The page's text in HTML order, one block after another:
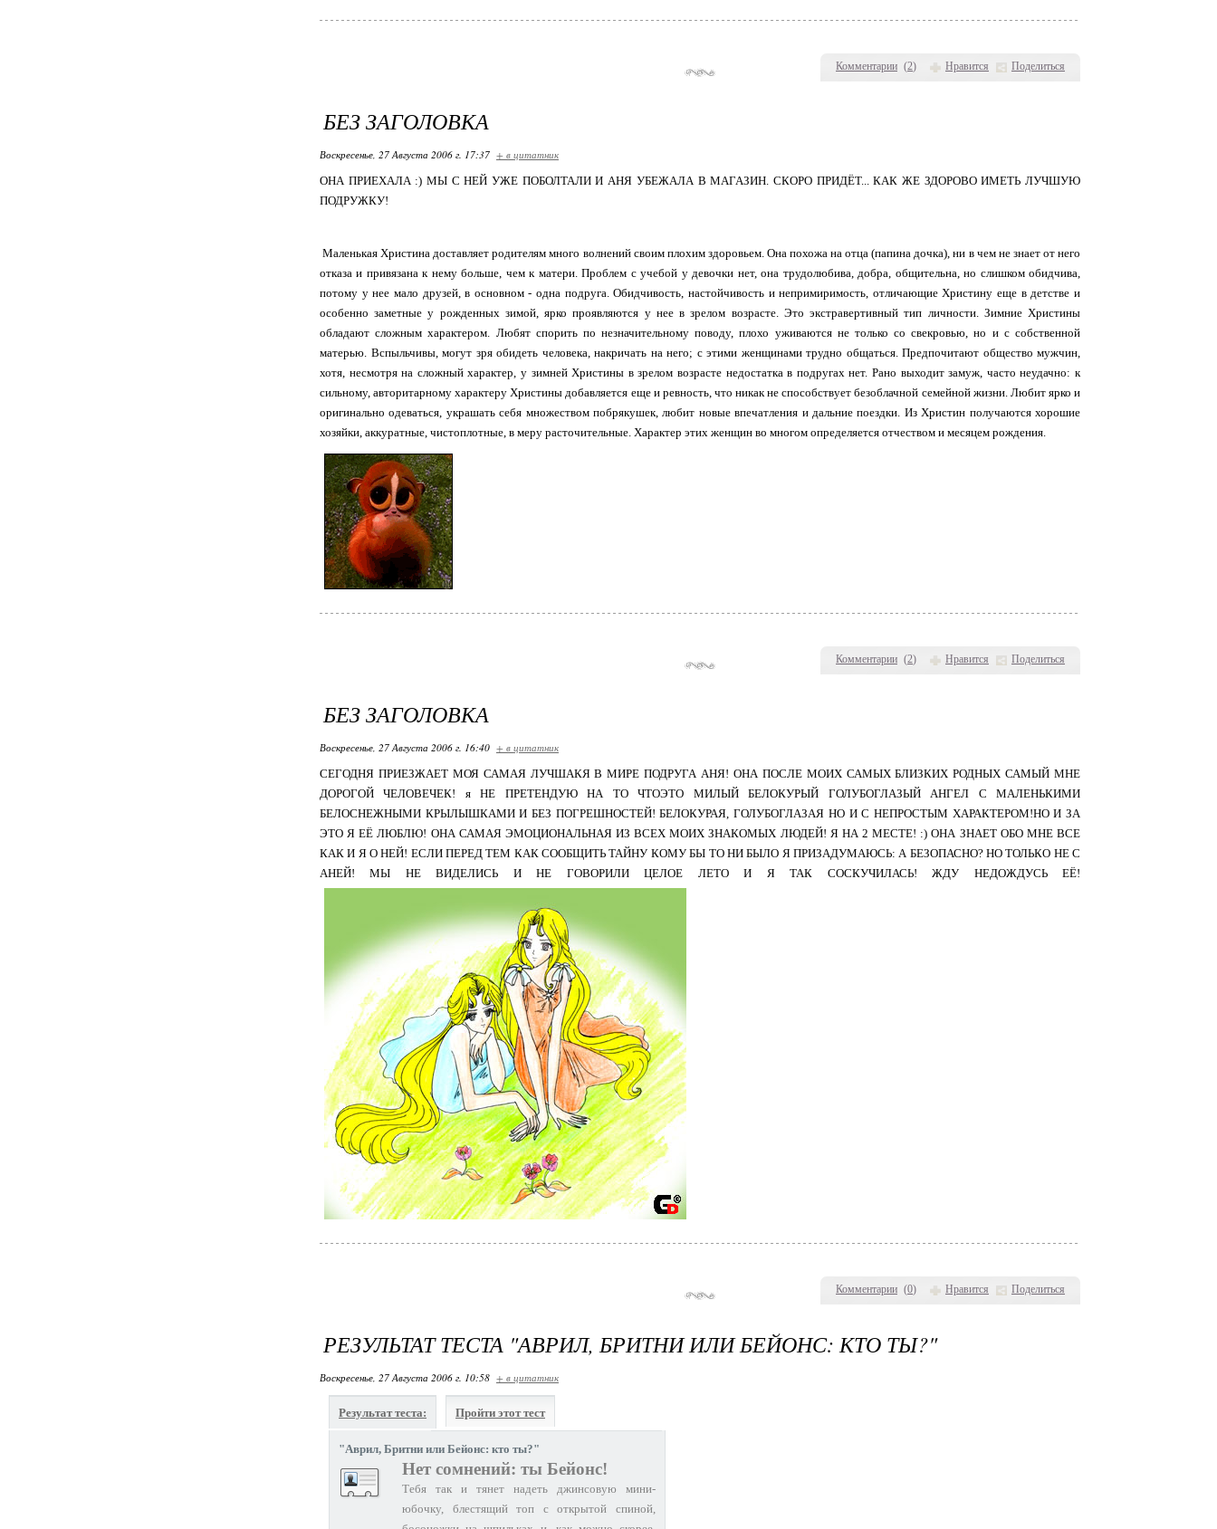
Комментарии (2) Нравится Поделиться
Комментарии (2) Нравится Поделиться
БЕЗ ЗАГОЛОВКА
Воскресенье, 27 Августа 2006 г. 17:37 + в цитатник
ОНА ПРИЕХАЛА :) МЫ С НЕЙ УЖЕ ПОБОЛТАЛИ И АНЯ УБЕЖАЛА В МАГАЗИН. СКОРО ПРИДЁТ... КАК ЖЕ ЗДОРОВО ИМЕТЬ ЛУЧШУЮ
ПОДРУЖКУ!
Маленькая Христина доставляет родителям много волнений своим плохим здоровьем. Она похожа на отца (папина дочка), ни в чем не знает от него
отказа и привязана к нему больше, чем к матери. Проблем с учебой у девочки нет, она трудолюбива, добра, общительна, но слишком обидчива,
потому у нее мало друзей, в основном - одна подруга. Обидчивость, настойчивость и непримиримость, отличающие Христину еще в детстве и
особенно заметные у рожденных зимой, ярко проявляются у нее в зрелом возрасте. Это экстравертивный тип личности. Зимние Христины
обладают сложным характером. Любят спорить по незначительному поводу, плохо уживаются не только со свекровью, но и с собственной
матерью. Вспыльчивы, могут зря обидеть человека, накричать на него; с этими женщинами трудно общаться. Предпочитают общество мужчин,
хотя, несмотря на сложный характер, у зимней Христины в зрелом возрасте недостатка в подругах нет. Рано выходит замуж, часто неудачно: к
сильному, авторитарному характеру Христины добавляется еще и ревность, что никак не способствует безоблачной семейной жизни. Любит ярко и
оригинально одеваться, украшать себя множеством побрякушек, любит новые впечатления и дальние поездки. Из Христин получаются хорошие
хозяйки, аккуратные, чистоплотные, в меру расточительные. Характер этих женщин во многом определяется отчеством и месяцем рождения.
Комментарии (0) Нравится Поделиться
БЕЗ ЗАГОЛОВКА
Воскресенье, 27 Августа 2006 г. 16:40 + в цитатник
СЕГОДНЯ ПРИЕЗЖАЕТ МОЯ САМАЯ ЛУЧШАКЯ В МИРЕ ПОДРУГА АНЯ! ОНА ПОСЛЕ МОИХ САМЫХ БЛИЗКИХ РОДНЫХ САМЫЙ МНЕ
ДОРОГОЙ ЧЕЛОВЕЧЕК! я НЕ ПРЕТЕНДУЮ НА ТО ЧТОЭТО МИЛЫЙ БЕЛОКУРЫЙ ГОЛУБОГЛАЗЫЙ АНГЕЛ С МАЛЕНЬКИМИ
БЕЛОСНЕЖНЫМИ КРЫЛЫШКАМИ И БЕЗ ПОГРЕШНОСТЕЙ! БЕЛОКУРАЯ, ГОЛУБОГЛАЗАЯ НО И С НЕПРОСТЫМ ХАРАКТЕРОМ!НО И ЗА
ЭТО Я ЕЁ ЛЮБЛЮ! ОНА САМАЯ ЭМОЦИОНАЛЬНАЯ ИЗ ВСЕХ МОИХ ЗНАКОМЫХ ЛЮДЕЙ! Я НА 2 МЕСТЕ! :) ОНА ЗНАЕТ ОБО МНЕ ВСЕ
КАК И Я О НЕЙ! ЕСЛИ ПЕРЕД ТЕМ КАК СООБЩИТЬ ТАЙНУ КОМУ БЫ ТО НИ БЫЛО Я ПРИЗАДУМАЮСЬ: А БЕЗОПАСНО? НО ТОЛЬКО НЕ С
АНЕЙ! МЫ НЕ ВИДЕЛИСЬ И НЕ ГОВОРИЛИ ЦЕЛОЕ ЛЕТО И Я ТАК СОСКУЧИЛАСЬ! ЖДУ НЕДОЖДУСЬ ЕЁ!
РЕЗУЛЬТАТ ТЕСТА "АВРИЛ, БРИТНИ ИЛИ БЕЙОНС: КТО ТЫ?"
Воскресенье, 27 Августа 2006 г. 10:58 + в цитатник
Результат теста: Пройти этот тест
"Аврил, Бритни или Бейонс: кто ты?"
Нет сомнений: ты Бейонс!
Тебя так и тянет надеть джинсовую мини-
юбочку, блестящий топ с открытой спиной,